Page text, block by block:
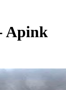
Apink